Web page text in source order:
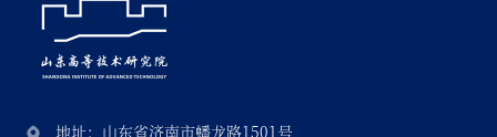
地址：山东省济南市蟠龙路1501号